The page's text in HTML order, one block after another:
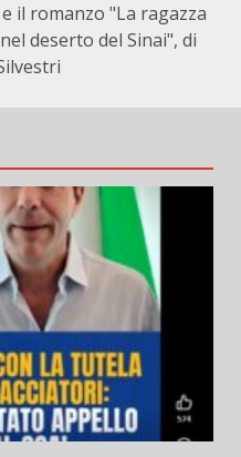
il romanzo "La ragazza
deserto del Sinai", di